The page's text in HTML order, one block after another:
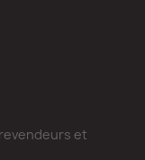
et